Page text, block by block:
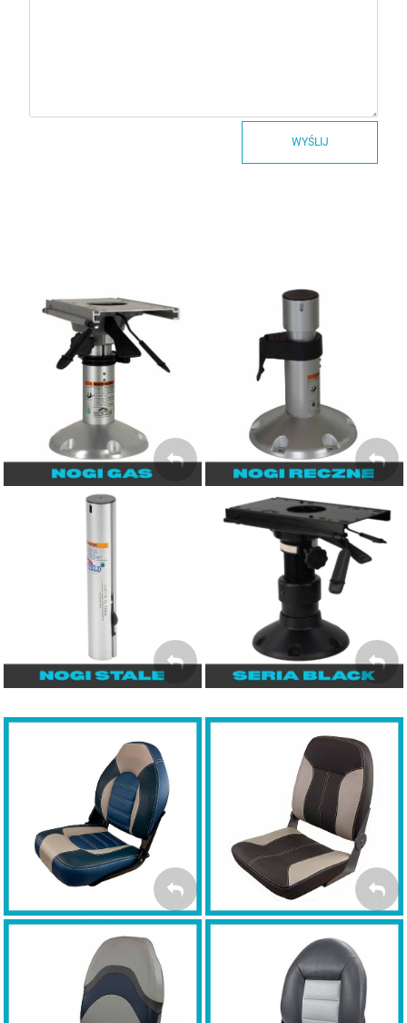
WYŚLIJ
Nogi regulowane GAS /
Teleskop
Seria BLACK
Fotele SPRINGFIELD
Skipper
Fotele SPRINGFIELD
Premium Sport
FOTELE
PREMSPORT
Fotele SPRINGFIELD
Folding
Fotele TEMPRESS Navi